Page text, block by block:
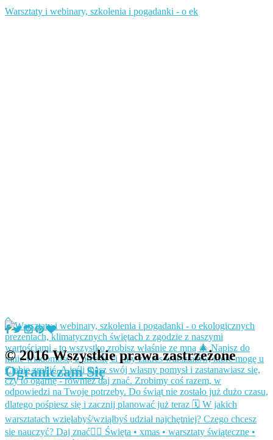
Warsztaty i webinary, szkolenia i pogadanki - o ek
© 2016 Wszystkie prawa zastrzeżone
Ograniczam Się